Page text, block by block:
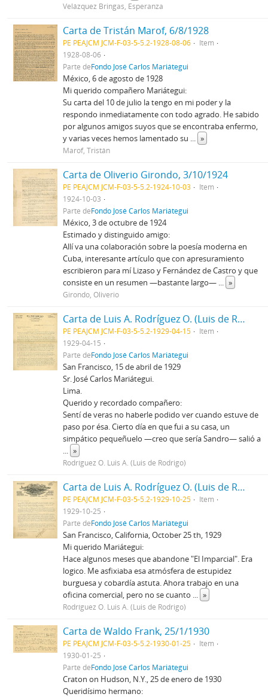
Velázquez Bringas, Esperanza
Carta de Tristán Marof, 6/8/1928
PE PEAJCM JCM-F-03-5-5.2-1928-08-06
Item
1928-08-06
Parte deFondo José Carlos Mariátegui
México, 6 de agosto de 1928
Mi querido compañero Mariátegui:
Su carta del 10 de julio la tengo en mi poder y la
respondo inmediatamente con todo agrado. He sabido
por algunos amigos suyos que se encontraba enfermo,
y varias veces hemos lamentado su ... »
Marof, Tristán
Carta de Oliverio Girondo, 3/10/1924
PE PEAJCM JCM-F-03-5-5.2-1924-10-03
Item
1924-10-03
Parte deFondo José Carlos Mariátegui
México, 3 de octubre de 1924
Estimado y distinguido amigo:
Allí va una colaboración sobre la poesía moderna en
Cuba, interesante artículo que con apresuramiento
escribieron para mí Lizaso y Fernández de Castro y que
consiste en un resumen —bastante largo— ... »
Girondo, Oliverio
Carta de Luis A. Rodríguez O. (Luis de Rodrigo), 15/4/1929
PE PEAJCM JCM-F-03-5-5.2-1929-04-15
Item
1929-04-15
Parte deFondo José Carlos Mariátegui
San Francisco, 15 de abril de 1929
Sr. José Carlos Mariátegui.
Lima.
Querido y recordado compañero:
Sentí de veras no haberle podido ver cuando estuve de
paso por ésa. Cierto día en que fui a su casa, un
simpático pequeñuelo —creo que sería Sandro— salió a
... »
Rodríguez O. Luis A. (Luis de Rodrigo)
Carta de Luis A. Rodríguez O. (Luis de Rodrigo), 25/10/1929
PE PEAJCM JCM-F-03-5-5.2-1929-10-25
Item
1929-10-25
Parte deFondo José Carlos Mariátegui
San Francisco, California, October 25 th, 1929
Mi querido Mariátegui:
Hace algunos meses que abandone "El Imparcial". Era
logico. Me asfixiaba esa atmósfera de estupidez
burguesa y cobardía astuta. Ahora trabajo en una
oficina comercial, pero no se cuanto ... »
Rodríguez O. Luis A. (Luis de Rodrigo)
Carta de Waldo Frank, 25/1/1930
PE PEAJCM JCM-F-03-5-5.2-1930-01-25
Item
1930-01-25
Parte deFondo José Carlos Mariátegui
Craton on Hudson, N.Y., 25 de enero de 1930
Queridísimo hermano: